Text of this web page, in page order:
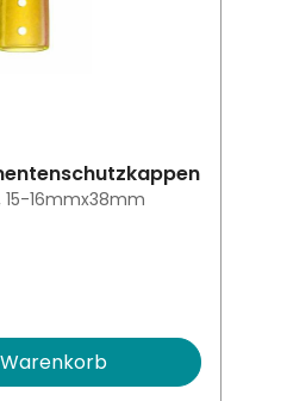
15-16mmx38mm
Gib den